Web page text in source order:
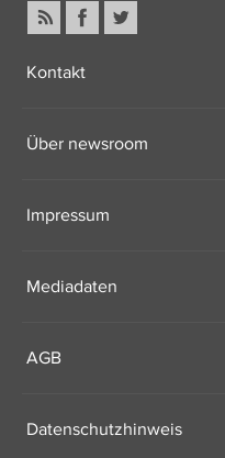
Kontakt
Über newsroom
Impressum
Mediadaten
AGB
Datenschutzhinweis